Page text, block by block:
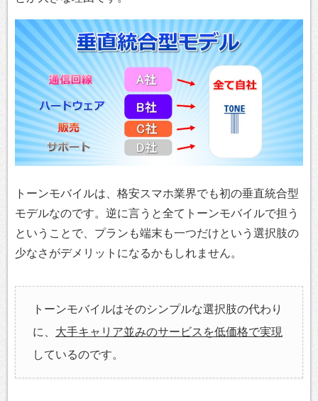
トーンモバイルは、格安スマホ業界でも初の垂直統合型
モデルなのです。逆に言うと全てトーンモバイルで担う
ということで、プランも端末も一つだけという選択肢の
少なさがデメリットになるかもしれません。
トーンモバイルはそのシンプルな選択肢の代わり
に、 大手キャリア並みのサービスを低価格で実現
しているのです。